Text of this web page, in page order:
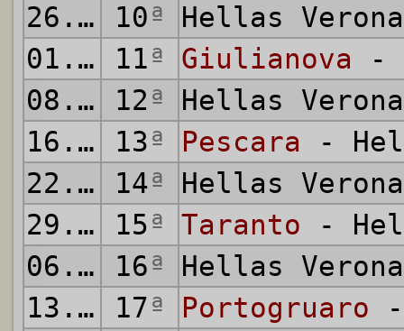
26.10.2009
10ª
Hellas
01.11.2009
11ª Giulianova -
08.11.2009
12ª
Hellas
16.11.2009
13ª Pescara -
22.11.2009
14ª
Hellas
29.11.2009
15ª Taranto -
06.12.2009
16ª
Hellas
13.12.2009
17ª Portogruaro